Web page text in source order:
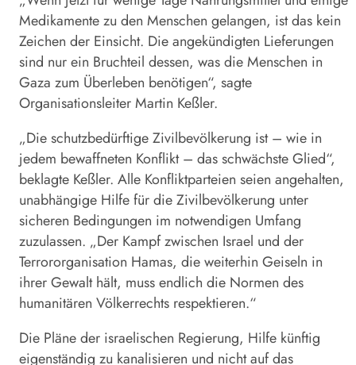
Medikamente zu den Menschen gelangen, ist das kein
Zeichen der Einsicht. Die angekündigten Lieferungen
sind nur ein Bruchteil dessen, was die Menschen in
Gaza zum Überleben benötigen“, sagte
Organisationsleiter Martin Keßler.
„Die schutzbedürftige Zivilbevölkerung ist – wie in
jedem bewaffneten Konflikt – das schwächste Glied“,
beklagte Keßler. Alle Konfliktparteien seien angehalten,
unabhängige Hilfe für die Zivilbevölkerung unter
sicheren Bedingungen im notwendigen Umfang
zuzulassen. „Der Kampf zwischen Israel und der
Terrororganisation Hamas, die weiterhin Geiseln in
ihrer Gewalt hält, muss endlich die Normen des
humanitären Völkerrechts respektieren.“
Die Pläne der israelischen Regierung, Hilfe künftig
eigenständig zu kanalisieren und nicht auf das